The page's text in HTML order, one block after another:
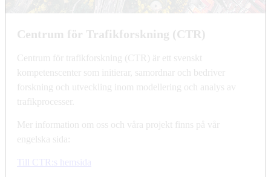
Centrum för Trafikforskning (CTR)
Centrum för trafikforskning (CTR) är ett svenskt
kompetenscenter som initierar, samordnar och bedriver
forskning och utveckling inom modellering och analys av
trafikprocesser.
Mer information om oss och våra projekt finns på vår
engelska sida:
Till CTR:s hemsida